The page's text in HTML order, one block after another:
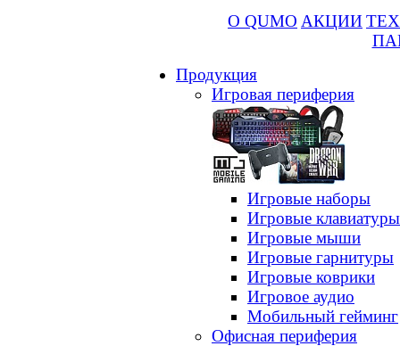
О QUMO АКЦИИ
Продукция
Игровая периферия
Игровые наборы
Игровые клавиатуры
Игровые мыши
Игровые гарнитуры
Игровые коврики
Игровое аудио
Мобильный гейминг
Офисная периферия